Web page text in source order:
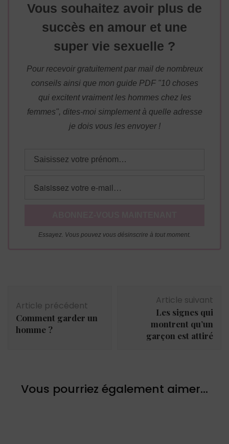
Vous souhaitez avoir plus de
succès en amour et une
super vie sexuelle ?
Pour recevoir gratuitement par mail de nombreux
conseils ainsi que mon guide PDF "10 choses
qui excitent vraiment les hommes chez les
femmes", dites-moi simplement à quelle adresse
je dois vous les envoyer !
Essayez. Vous pouvez vous désinscrire à tout moment.
d'article
Article précédent
Comment garder un
homme ?
Article suivant
Les signes qui
montrent qu’un
garçon est attiré
Vous pourriez également aimer...